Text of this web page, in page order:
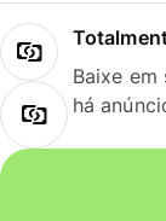
Baixe
há